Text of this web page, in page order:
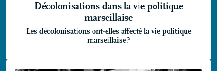
Décolonisations dans la vie politique
marseillaise
Les décolonisations ont-elles affecté la vie politique
marseillaise?